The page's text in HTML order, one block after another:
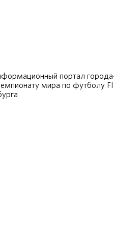
портал
мира по футболу